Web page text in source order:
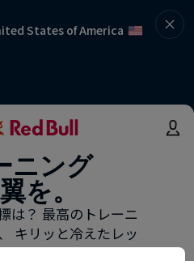
States of America